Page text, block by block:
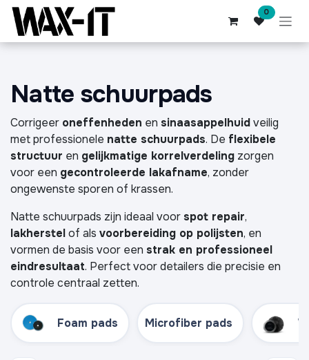
Overslaan naar inhoud 0
Natte schuurpads
Corrigeer oneffenheden en sinaasappelhuidveilig
met professionele natte schuurpads. De flexibele
structuur en gelijkmatige korrelverdeling zorgen
voor een gecontroleerde lakafname, zonder
ongewenste sporen of krassen.
Natte schuurpads zijn ideaal voorspot repair,
lakherstelof als voorbereiding op polijsten, en
vormen de basis voor een strak en professioneel
eindresultaat. Perfect voor detailers die precisie en
controle centraal zetten.
Foam pads Microfiber pads